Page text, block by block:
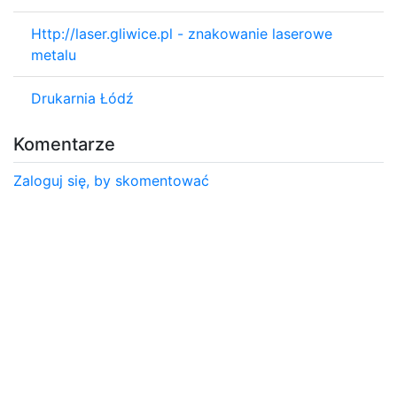
Http://laser.gliwice.pl - znakowanie laserowe
metalu
Drukarnia Łódź
Komentarze
Zaloguj się, by skomentować